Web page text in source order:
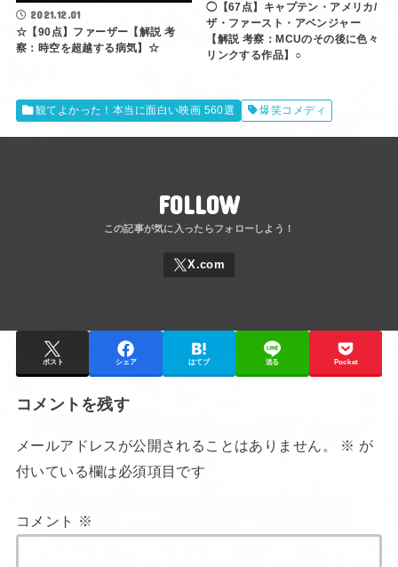
2021.12.01
☆【90点】ファーザー【解説 考
察：時空を超越する病気】☆
◯【67点】キャプテン・アメリカ/
ザ・ファースト・アベンジャー
【解説 考察：MCUのその後に色々
リンクする作品】○
観てよかった！本当に面白い映画 560選 爆笑コメディ
FOLLOW
ポスト シェア はてブ 送る Pocket
コメントを残す
メールアドレスが公開されることはありません。 ※ が
付いている欄は必須項目です
コメント ※